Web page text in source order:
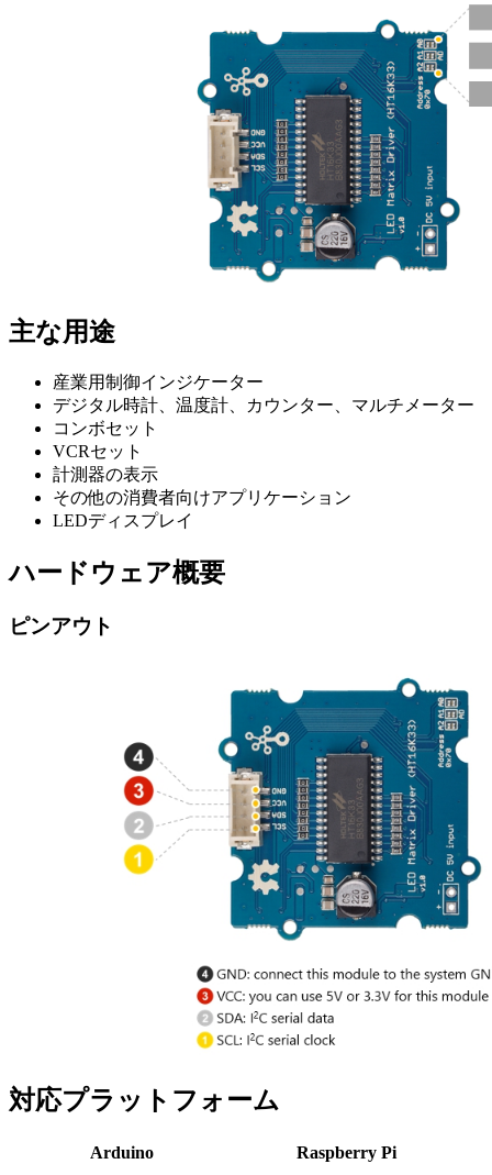
主な用途
産業用制御インジケーター
デジタル時計、温度計、カウンター、マルチメーター
コンボセット
VCRセット
計測器の表示
その他の消費者向けアプリケーション
LEDディスプレイ
ハードウェア概要
ピンアウト
対応プラットフォーム
Arduino Raspberry Pi